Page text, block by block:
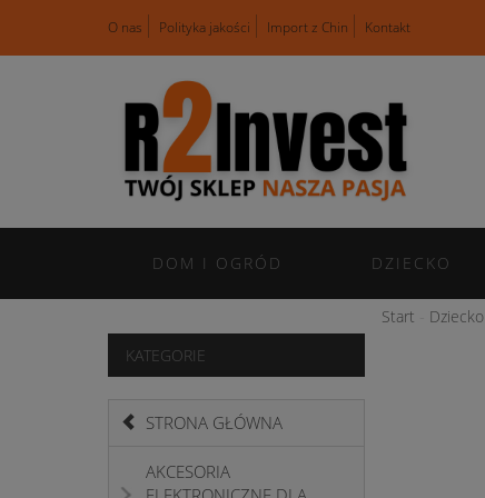
O nas Polityka jakości Import z Chin Kontakt
DOM I OGRÓD DZIECKO
Start Dziecko
KATEGORIE
STRONA GŁÓWNA
AKCESORIA